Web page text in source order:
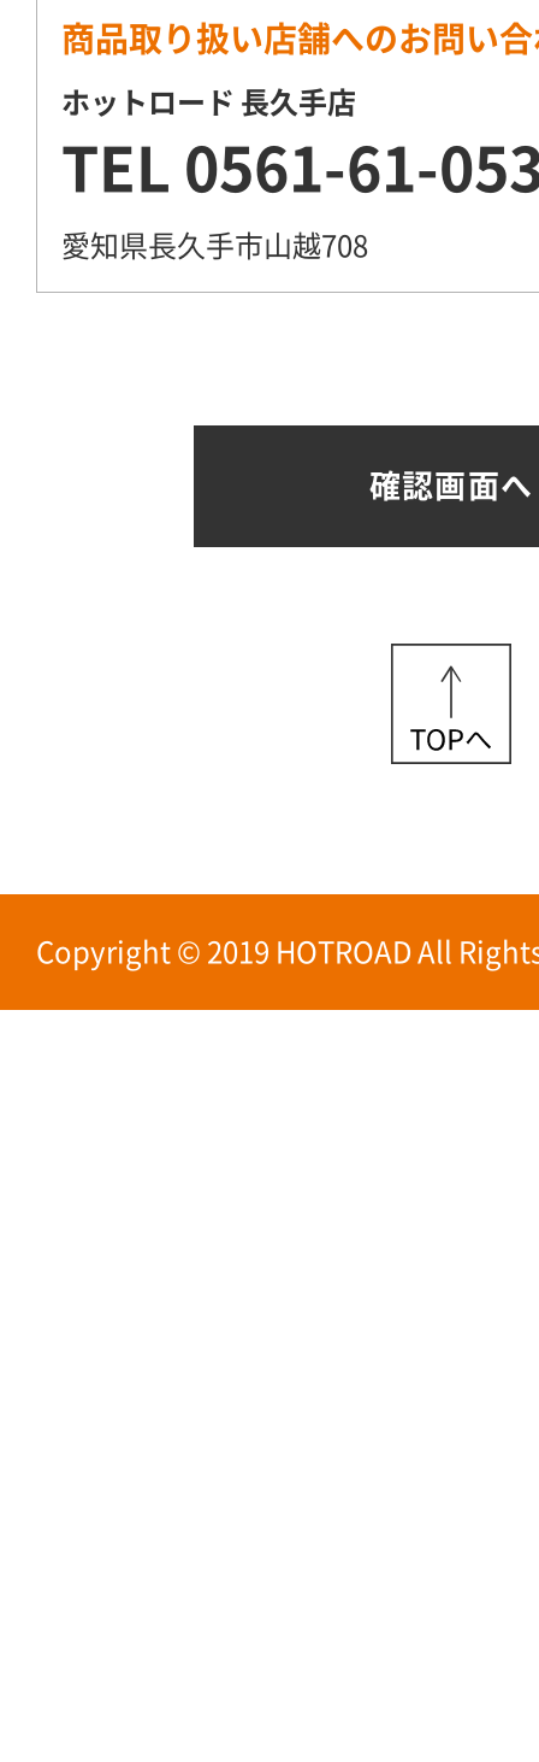
商品取り扱い店舗へのお問い
ホットロード 長久手店
TEL 0561-61-
愛知県長久手市山越708
Copyright © 2019 HOTROAD All